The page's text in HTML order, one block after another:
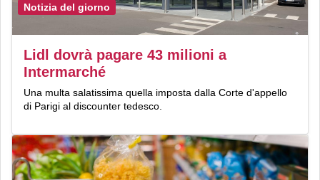
Notizia del giorno
Lidl dovrà pagare 43 milioni a
Intermarché
Una multa salatissima quella imposta dalla Corte d'appello
di Parigi al discounter tedesco.